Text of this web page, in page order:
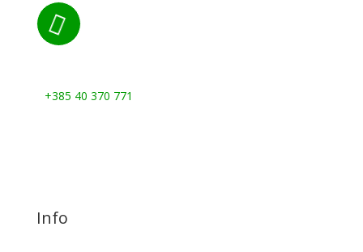

+385 40 370 771
Info